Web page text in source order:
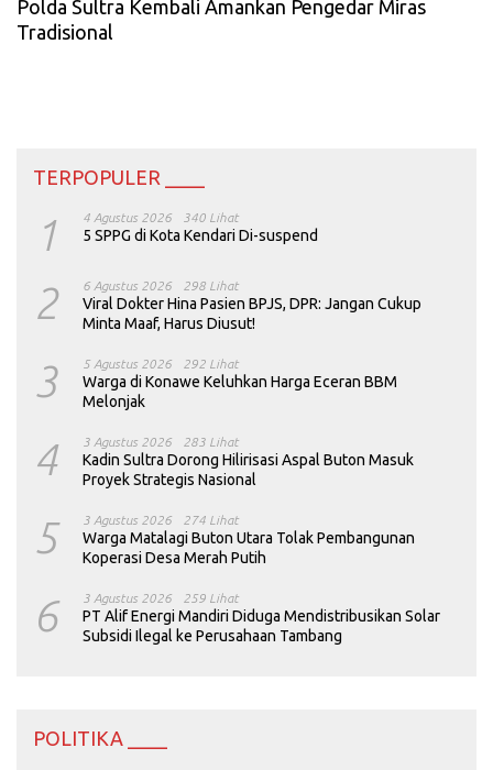
Polda Sultra Kembali Amankan Pengedar Miras
Tradisional
TERPOPULER ____
1 4 Agustus 2026 340 Lihat
5 SPPG di Kota Kendari Di-suspend
2 6 Agustus 2026 298 Lihat
Viral Dokter Hina Pasien BPJS, DPR: Jangan Cukup
Minta Maaf, Harus Diusut!
3 5 Agustus 2026 292 Lihat
Warga di Konawe Keluhkan Harga Eceran BBM
Melonjak
4 3 Agustus 2026 283 Lihat
Kadin Sultra Dorong Hilirisasi Aspal Buton Masuk
Proyek Strategis Nasional
5 3 Agustus 2026 274 Lihat
Warga Matalagi Buton Utara Tolak Pembangunan
Koperasi Desa Merah Putih
6 3 Agustus 2026 259 Lihat
PT Alif Energi Mandiri Diduga Mendistribusikan Solar
Subsidi Ilegal ke Perusahaan Tambang
POLITIKA ____